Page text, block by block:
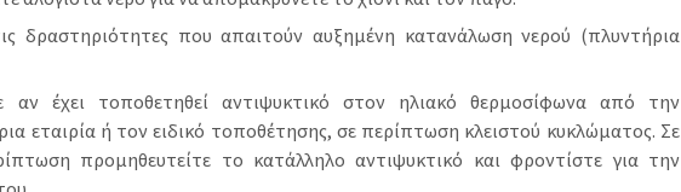
δραστηριότητες που απαιτούν αυξημένη κατανάλωση νερού (πλυντήρια
αν έχει τοποθετηθεί αντιψυκτικό στον ηλιακό θερμοσίφωνα από την
εταιρία ή τον ειδικό τοποθέτησης, σε περίπτωση κλειστού κυκλώματος. Σε
προμηθευτείτε το κατάλληλο αντιψυκτικό και φροντίστε για την